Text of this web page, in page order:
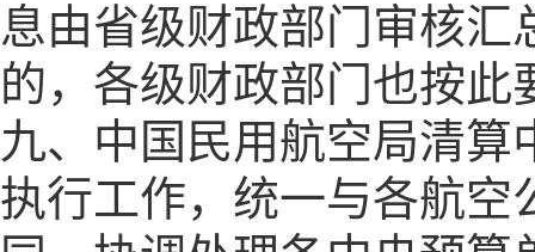
息由省级财政部门审核
的，各级财政部门也按此
九、中国民用航空局清
执行工作，统一与各航空